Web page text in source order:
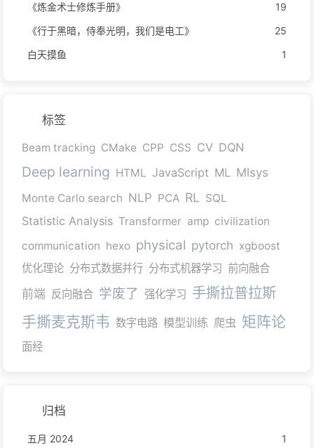
《炼金术士修炼手册》
19
《行于黑暗，侍奉光明，我们是电工》
25
白天摸鱼
1
标签
Beam tracking CMake CPP CSS CV DQN
Deep learning HTML JavaScript ML Mlsys
Monte Carlo search NLP PCA RL SQL
Statistic Analysis Transformer amp civilization
communication hexo physical pytorch xgboost
优化理论 分布式数据并行 分布式机器学习 前向融合
前端 反向融合 学废了 强化学习 手撕拉普拉斯
手撕麦克斯韦 数字电路 模型训练 爬虫 矩阵论
面经
归档
五月 2024
1